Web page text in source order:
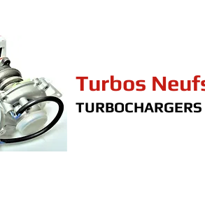
Turbos
TURBOCHARGERS